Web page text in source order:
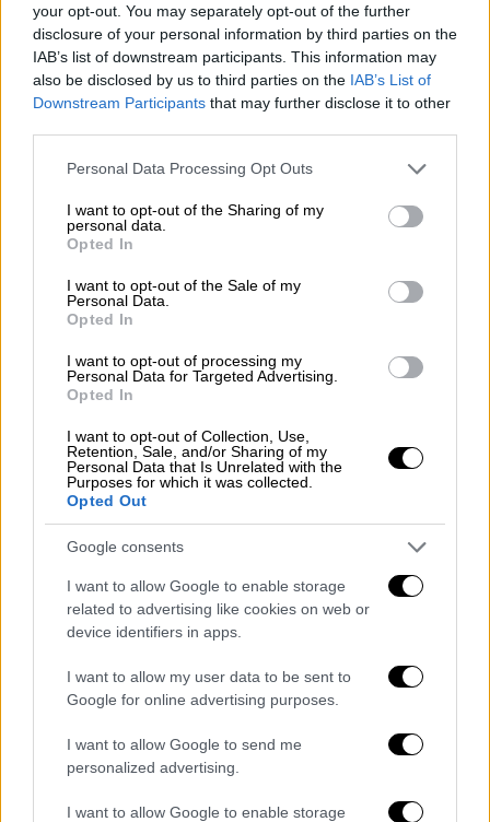
your opt-out. You may separately opt-out of the further
disclosure of your personal information by third parties on the
IAB’s list of downstream participants. This information may
also be disclosed by us to third parties on the IAB’s List of
Downstream Participants that may further disclose it to other
Please note that this website/app uses one or more Google
not limited to your visit or usage behaviour. You may click to
grant or deny consent to Google and its third-party tags to
use your data for below specified purposes in below Google
consent section.
Personal Data Processing Opt Outs
I want to opt-out of the Sharing of my
personal data.
Opted In
I want to opt-out of the Sale of my
Personal Data.
Opted In
I want to opt-out of processing my
Personal Data for Targeted Advertising.
Opted In
I want to opt-out of Collection, Use,
Retention, Sale, and/or Sharing of my
Personal Data that Is Unrelated with the
Purposes for which it was collected.
Opted Out
Google consents
I want to allow Google to enable storage
related to advertising like cookies on web or
device identifiers in apps.
I want to allow my user data to be sent to
Google for online advertising purposes.
I want to allow Google to send me
personalized advertising.
I want to allow Google to enable storage
Τεχνολογία|24.07.2024 17:12
Τι προκάλεσε το παγκόσμιο ψηφιακό
μπλακ άουτ: Η CrowdStrike δίνει
εξηγήσεις
Η βλάβη στα συστήματα πληροφορικής την
περασμένη Παρασκευή σημειώθηκε επειδή ο
αισθητήρας Falcon της CrowdStrike, μια
προηγμένη πλατφόρμα που προστατεύει τα
συστήματα από κακόβουλο λογισμικό και
χάκερς, περιείχε ένα λάθος